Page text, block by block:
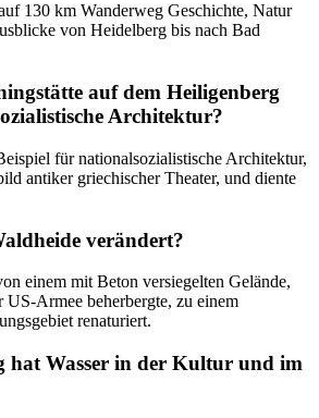
130 km Wanderweg Geschichte, Natur
von Heidelberg bis nach Bad
auf dem Heiligenberg
Architektur?
für nationalsozialistische Architektur,
antiker griechischer Theater, und diente
verändert?
einem mit Beton versiegelten Gelände,
US-Armee beherbergte, zu einem
renaturiert.
hat Wasser in der Kultur und im